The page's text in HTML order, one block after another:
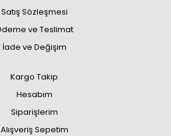
Satış Sözleşmesi
ve Teslimat
İade ve Değişim
Kargo Takip
Hesabım
Siparişlerim
Alışveriş Sepetim